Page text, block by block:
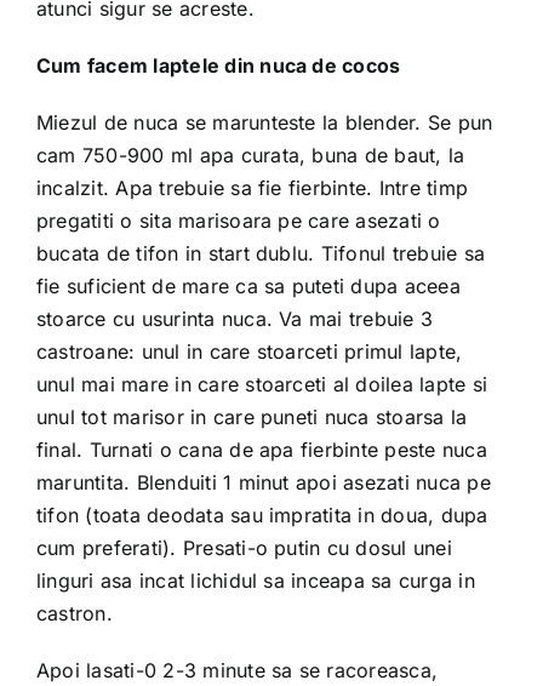
atunci sigur se acreste.
Cum facem laptele din nuca de cocos
Miezul de nuca se marunteste la blender. Se pun
cam 750-900 ml apa curata, buna de baut, la
incalzit. Apa trebuie sa fie fierbinte. Intre timp
pregatiti o sita marisoara pe care asezati o
bucata de tifon in start dublu. Tifonul trebuie sa
fie suficient de mare ca sa puteti dupa aceea
stoarce cu usurinta nuca. Va mai trebuie 3
castroane: unul in care stoarceti primul lapte,
unul mai mare in care stoarceti al doilea lapte si
unul tot marisor in care puneti nuca stoarsa la
final. Turnati o cana de apa fierbinte peste nuca
maruntita. Blenduiti 1 minut apoi asezati nuca pe
tifon (toata deodata sau impratita in doua, dupa
cum preferati). Presati-o putin cu dosul unei
linguri asa incat lichidul sa inceapa sa curga in
castron.
Apoi lasati-0 2-3 minute sa se racoreasca,